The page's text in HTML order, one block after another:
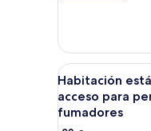
Queen
size,
para
no
fumadores,
estándar,
cama
Queen
size,
para
Abrir
todas
las
fotos
15
Habitación
acceso para
fumadores